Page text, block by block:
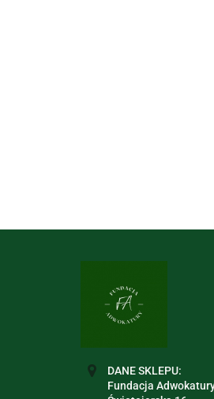
DANE SKLEPU:
Fundacja